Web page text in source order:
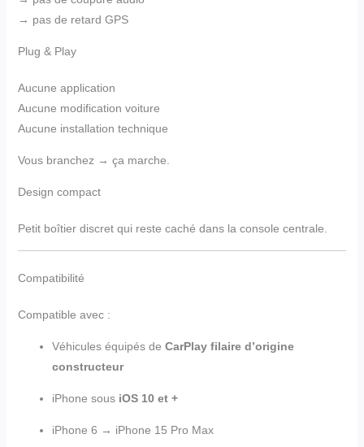
→ pas de retard GPS
Plug & Play
Aucune application
Aucune modification voiture
Aucune installation technique
Vous branchez → ça marche.
Design compact
Petit boîtier discret qui reste caché dans la console centrale.
Compatibilité
Compatible avec :
Véhicules équipés de CarPlay filaire d’origine
constructeur
iPhone sous iOS 10 et +
iPhone 6 → iPhone 15 Pro Max